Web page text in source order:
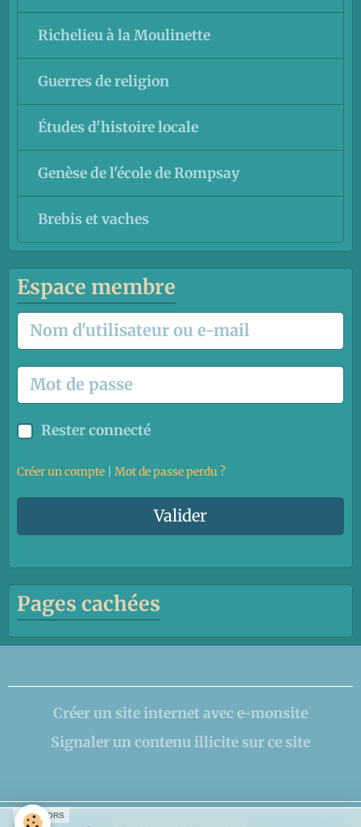
Richelieu à la Moulinette
Guerres de religion
Études d'histoire locale
Genèse de l'école de Rompsay
Brebis et vaches
Espace membre
Rester connecté
Créer un compte Mot de passe perdu ?
Valider
Pages cachées
Créer un site internet avec e-monsite
Signaler un contenu illicite sur ce site
SPONSORS